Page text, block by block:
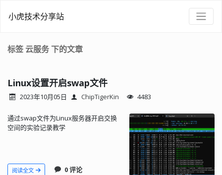
小虎技术分享站
标签 云服务 下的文章
Linux设置开启swap文件
2023年10月05日 ChipTigerKin 4483
通过swap文件为Linux服务器开启交换
空间的实验记录教学
阅读全文 0 评论